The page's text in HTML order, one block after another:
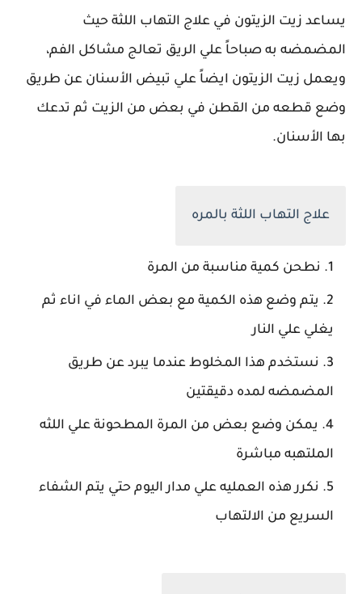
يساعد زيت الزيتون في علاج التهاب اللثة حيث
المضمضه به صباحاً علي الريق تعالج مشاكل الفم،
ويعمل زيت الزيتون ايضاً علي تبيض الأسنان عن طريق
وضع قطعه من القطن في بعض من الزيت ثم تدعك
بها الأسنان.
علاج التهاب اللثة بالمره
نطحن كمية مناسبة من المرة
يتم وضع هذه الكمية مع بعض الماء في اناء ثم
يغلي علي النار
نستخدم هذا المخلوط عندما يبرد عن طريق
المضمضه لمده دقيقتين
يمكن وضع بعض من المرة المطحونة علي اللثه
الملتهبه مباشرة
نكرر هذه العمليه علي مدار اليوم حتي يتم الشفاء
السريع من الالتهاب